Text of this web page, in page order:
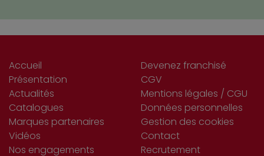
Accueil
Présentation
Actualités
Catalogues
Marques partenaires
Vidéos
Nos engagements
Devenez franchisé
CGV
Mentions légales / CGU
Données personnelles
Gestion des cookies
Contact
Recrutement